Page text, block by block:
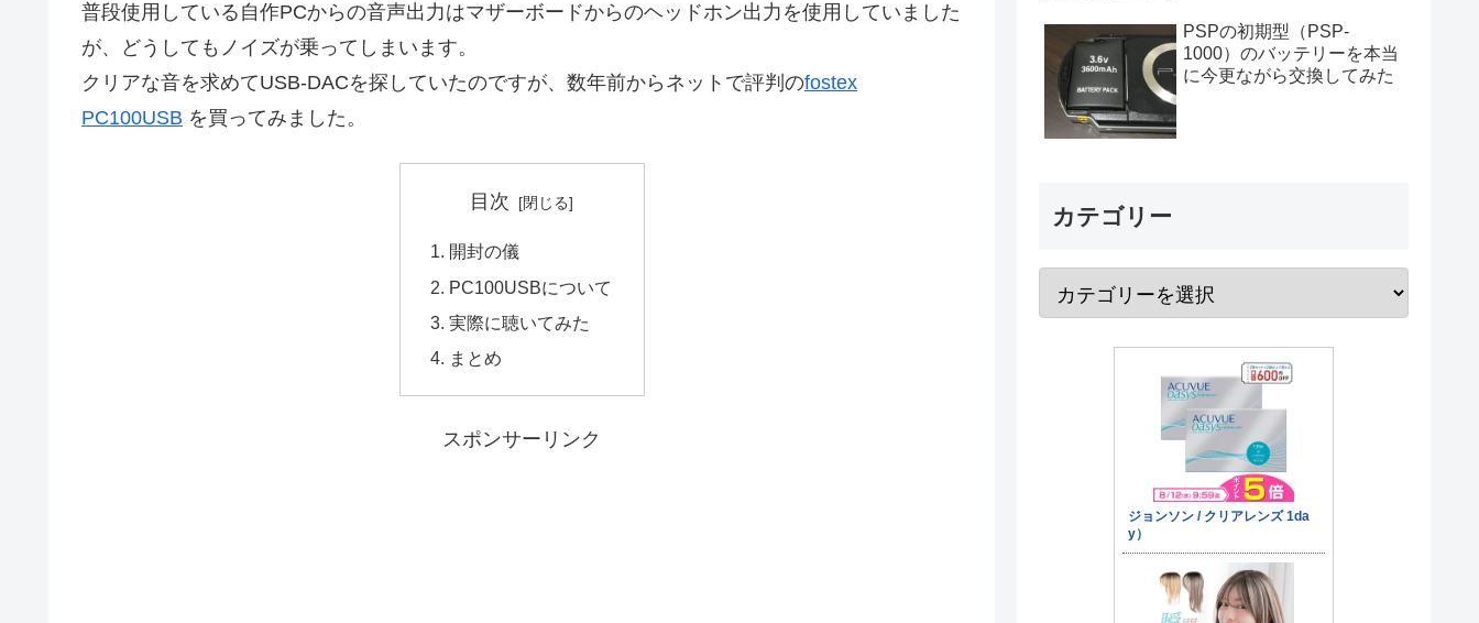
普段使用している自作PCからの音声出力はマザーボードからのヘッドホン出力を使用していました
が、どうしてもノイズが乗ってしまいます。
クリアな音を求めてUSB-DACを探していたのですが、数年前からネットで評判のfostex
PC100USB を買ってみました。
目次
開封の儀
PC100USBについて
実際に聴いてみた
まとめ
スポンサーリンク
PSPの初期型（PSP-
1000）のバッテリーを本当
に今更ながら交換してみた
カテゴリー